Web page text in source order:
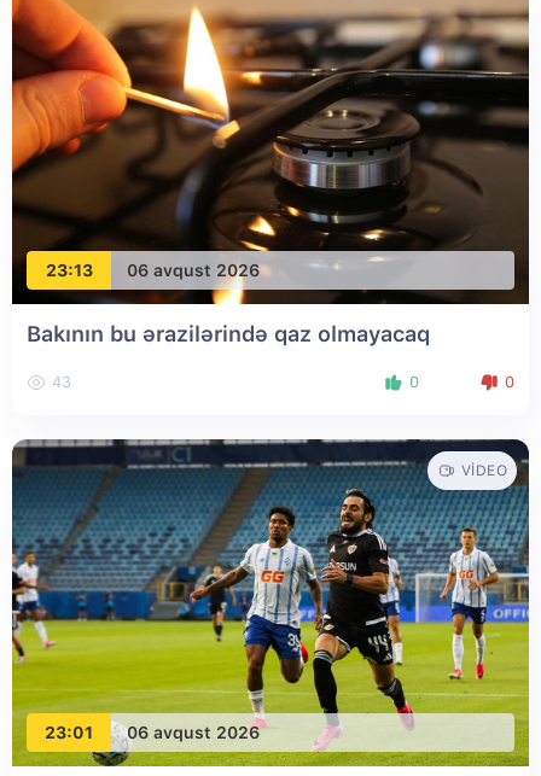
23:13 06 avqust 2026
Bakının bu ərazilərində qaz olmayacaq
43 0 0
23:01 06 avqust 2026
VIDEO